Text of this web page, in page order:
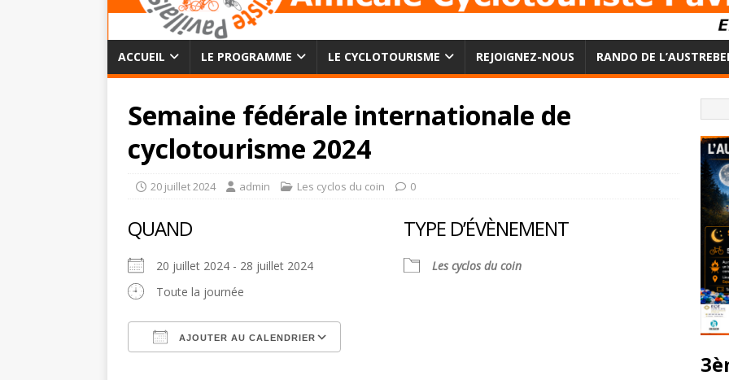
ACCUEIL LE PROGRAMME LE CYCLOTOURISME REJOIGNEZ-NOUS RANDO DE
Semaine fédérale internationale de
cyclotourisme 2024
20 juillet 2024 admin Les cyclos du coin 0
QUAND
20 juillet 2024 - 28 juillet 2024
Toute la journée
AJOUTER AU CALENDRIER
TYPE D’ÉVÈNEMENT
Les cyclos du coin